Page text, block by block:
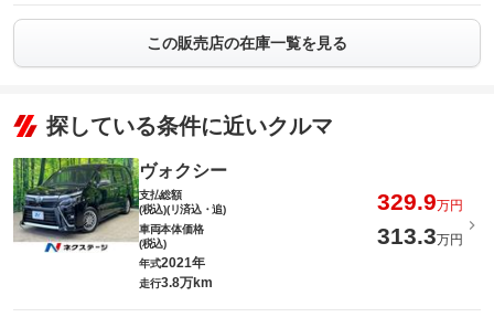
この販売店の在庫一覧を見る
探している条件に近いクルマ
ヴォクシー
支払総額
(税込)(リ済込・追)
329.9万円
車両本体価格
(税込)
313.3万円
年式2021年
走行3.8万km